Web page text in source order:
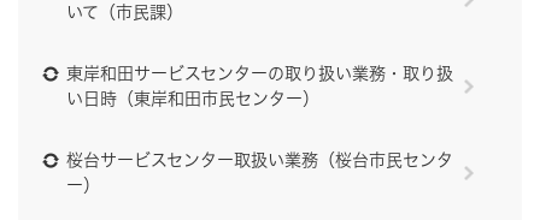
いて（市民課）
東岸和田サービスセンターの取り扱い業務・取り扱
い日時（東岸和田市民センター）
桜台サービスセンター取扱い業務（桜台市民センタ
ー）